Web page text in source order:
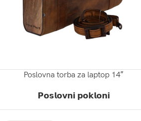
ZATRAŽI PONUDU
Poslovna torba za laptop 14″
𝗣𝗼𝘀𝗹𝗼𝘃𝗻𝗶 𝗽𝗼𝗸𝗹𝗼𝗻𝗶